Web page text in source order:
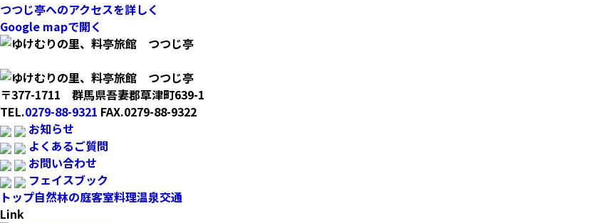
つつじ亭へのアクセスを詳しく
Google mapで開く
〒377-1711 群馬県吾妻郡草津町639-1
TEL.0279-88-9321 FAX.0279-88-9322
お知らせ
よくあるご質問
お問い合わせ
フェイスブック
トップ自然林の庭客室料理温泉交通
Link